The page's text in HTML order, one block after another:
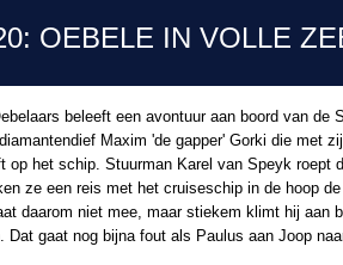
OEBELE IN VOLLE
beleeft een avontuur aan boord van de
Maxim 'de gapper' Gorki die met
op het schip. Stuurman Karel van Speyk roept
ze een reis met het cruiseschip in de hoop
daarom niet mee, maar stiekem klimt hij
Dat gaat nog bijna fout als Paulus aan Joop